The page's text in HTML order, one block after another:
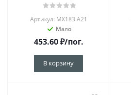
Артикул: MX183 А21
Мало
453.60₽/пог.
В корзину